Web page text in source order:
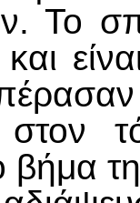
Το
στον
βήμα